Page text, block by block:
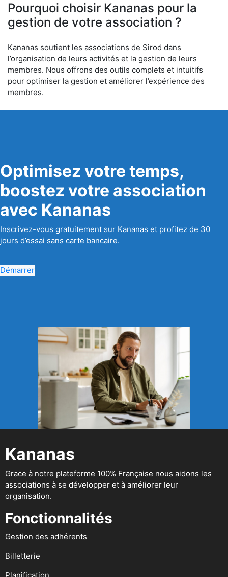
Pourquoi choisir Kananas pour la
gestion de votre association ?
Kananas soutient les associations de Sirod dans
l’organisation de leurs activités et la gestion de leurs
membres. Nous offrons des outils complets et intuitifs
pour optimiser la gestion et améliorer l’expérience des
membres.
Optimisez votre temps,
boostez votre association
avec Kananas
Inscrivez-vous gratuitement sur Kananas et profitez de 30
jours d’essai sans carte bancaire.
Démarrer
Kananas
Grace à notre plateforme 100% Française nous aidons les
associations à se développer et à améliorer leur
organisation.
Fonctionnalités
Gestion des adhérents
Billetterie